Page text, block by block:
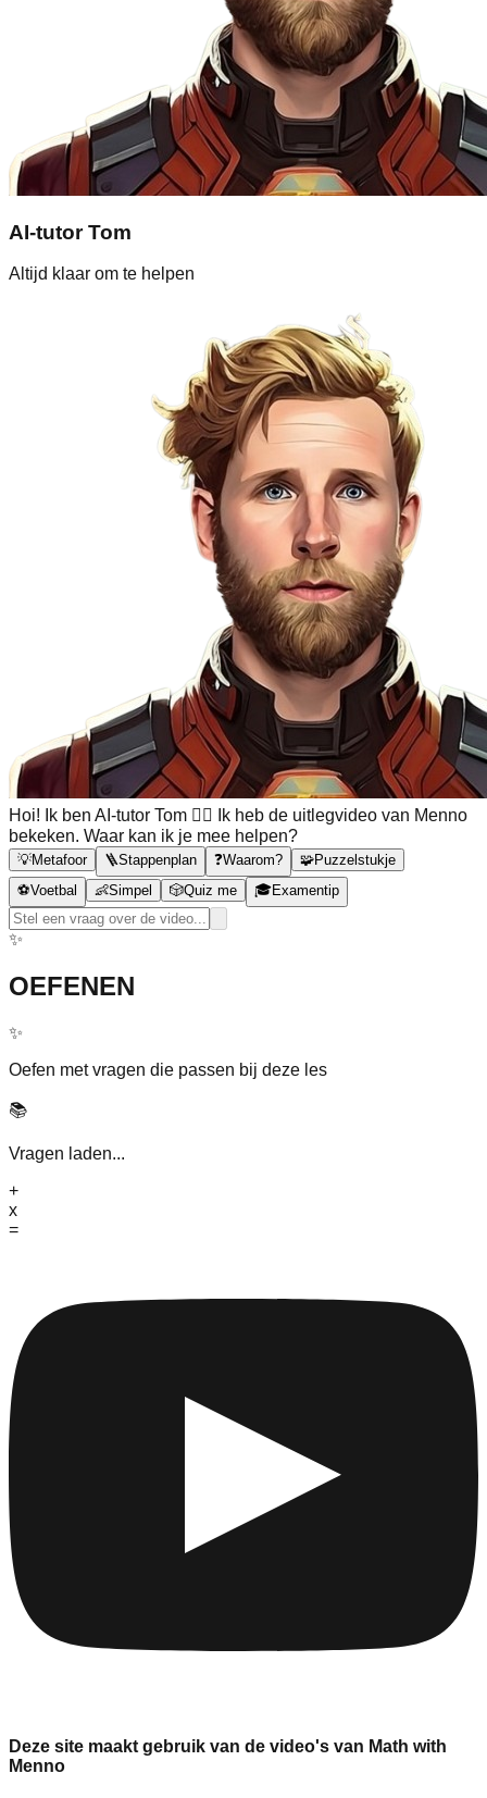
AI-tutor Tom
Altijd klaar om te helpen
Hoi! Ik ben AI-tutor Tom 🙋‍♂️ Ik heb de uitlegvideo van Menno
bekeken. Waar kan ik je mee helpen?
💡Metafoor 🪜Stappenplan ❓Waarom? 🧩Puzzelstukje
⚽Voetbal 👶Simpel 🎲Quiz me 🎓Examentip
✨
OEFENEN
✨
Oefen met vragen die passen bij deze les
📚
Vragen laden...
+
x
=
Deze site maakt gebruik van de video's van Math with
Menno